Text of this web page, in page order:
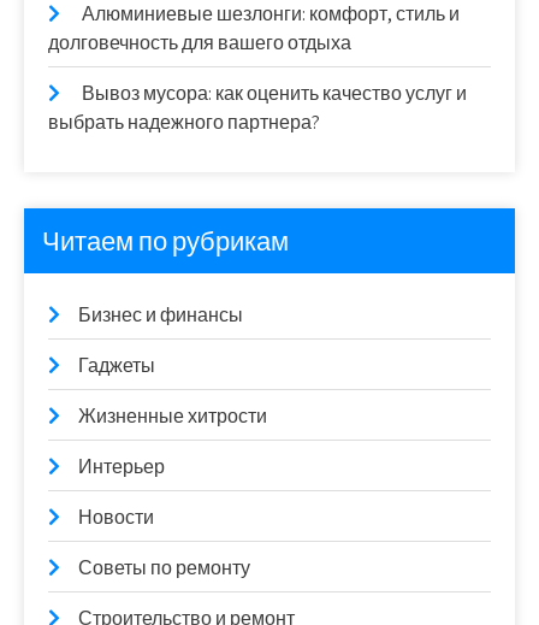
Алюминиевые шезлонги: комфорт, стиль и
долговечность для вашего отдыха
Вывоз мусора: как оценить качество услуг и
выбрать надежного партнера?
Читаем по рубрикам
Бизнес и финансы
Гаджеты
Жизненные хитрости
Интерьер
Новости
Советы по ремонту
Строительство и ремонт